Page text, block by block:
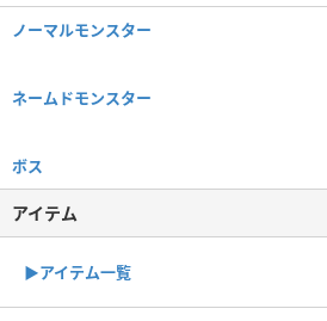
ノーマルモンスター
ネームドモンスター
ボス
アイテム
▶︎アイテム一覧